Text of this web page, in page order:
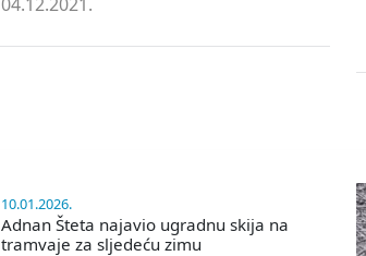
10.01.2026.
Adnan Šteta najavio ugradnu skija na
tramvaje za sljedeću zimu